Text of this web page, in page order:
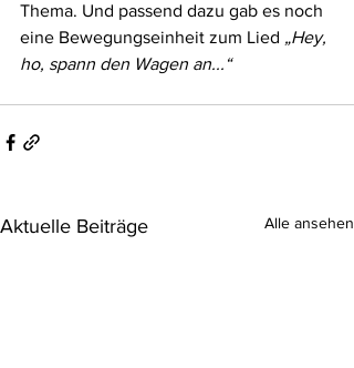
Thema. Und passend dazu gab es noch
eine Bewegungseinheit zum Lied „Hey,
ho, spann den Wagen an...“
Aktuelle Beiträge Alle ansehen